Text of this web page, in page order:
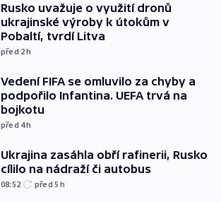
Rusko uvažuje o využití dronů
ukrajinské výroby k útokům v
Pobaltí, tvrdí Litva
před 2h
Vedení FIFA se omluvilo za chyby a
podpořilo Infantina. UEFA trvá na
bojkotu
před 4h
Ukrajina zasáhla obří rafinerii, Rusko
cílilo na nádraží či autobus
08:52 před 5h